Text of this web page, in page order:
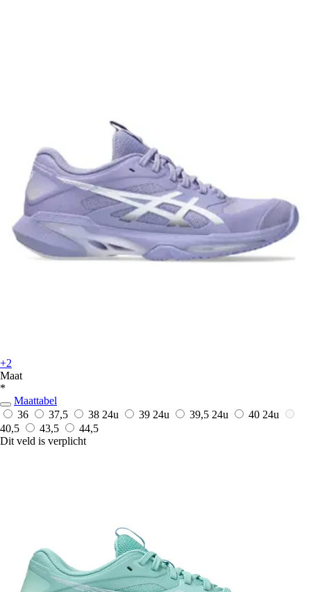
+2
Maat
*
Maattabel
36
37,5 38 24u 39 24u 39,5 24u 40 24u
40,5
43,5
44,5
Dit veld is verplicht